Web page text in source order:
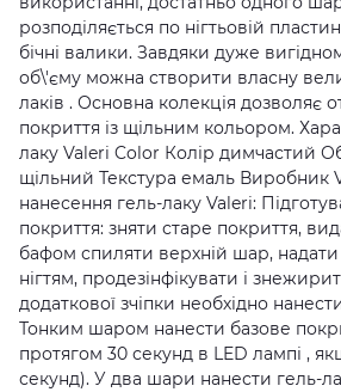
розподіляється по нігтьовій
бічні валики. Завдяки дуже
об\'єму можна створити власну
лаків . Основна колекція дозволяє
покриття із щільним кольором.
лаку Valeri Color Колір димчастий
щільний Текстура емаль Виробник
нанесення гель-лаку Valeri:
покриття: зняти старе покриття,
бафом спиляти верхній шар,
нігтям, продезінфікувати і
додаткової зчіпки необхідно
Тонким шаром нанести базове
протягом 30 секунд в LED лампі ,
секунд). У два шари нанести гель-